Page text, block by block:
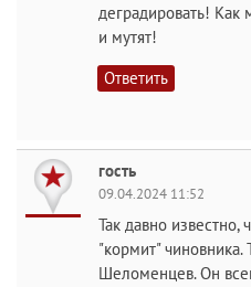
деградировать! Как
и мутят!
Ответить
гость
09.04.2024 11:52
Так давно
"кормит" чиновника.
Шеломенцев. Он